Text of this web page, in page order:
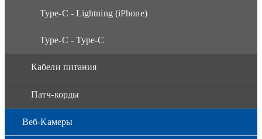
Type-C - Lightning (iPhone)
Type-C - Type-C
Кабели питания
Патч-корды
Веб-Камеры